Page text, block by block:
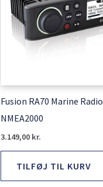
Fusion RA70 Marine Radio
NMEA2000
3.149,00 kr.
TILFØJ TIL KURV